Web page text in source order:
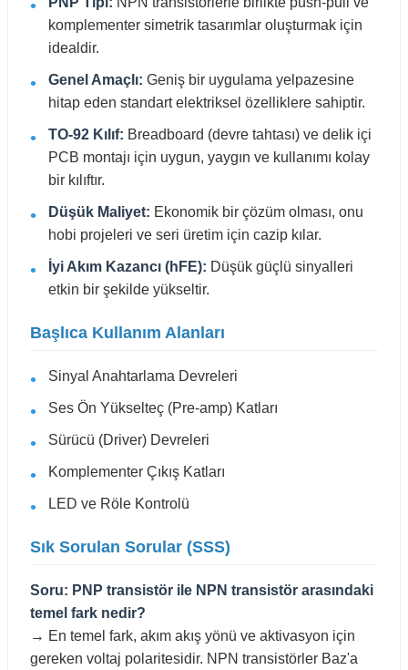
komplementer simetrik tasarımlar oluşturmak için
idealdir.
Genel Amaçlı: Geniş bir uygulama yelpazesine
hitap eden standart elektriksel özelliklere sahiptir.
TO-92 Kılıf: Breadboard (devre tahtası) ve delik içi
PCB montajı için uygun, yaygın ve kullanımı kolay
bir kılıftır.
Düşük Maliyet: Ekonomik bir çözüm olması, onu
hobi projeleri ve seri üretim için cazip kılar.
İyi Akım Kazancı (hFE): Düşük güçlü sinyalleri
etkin bir şekilde yükseltir.
Başlıca Kullanım Alanları
Sinyal Anahtarlama Devreleri
Ses Ön Yükselteç (Pre-amp) Katları
Sürücü (Driver) Devreleri
Komplementer Çıkış Katları
LED ve Röle Kontrolü
Sık Sorulan Sorular (SSS)
Soru: PNP transistör ile NPN transistör arasındaki
temel fark nedir?
→ En temel fark, akım akış yönü ve aktivasyon için
gereken voltaj polaritesidir. NPN transistörler Baz'a